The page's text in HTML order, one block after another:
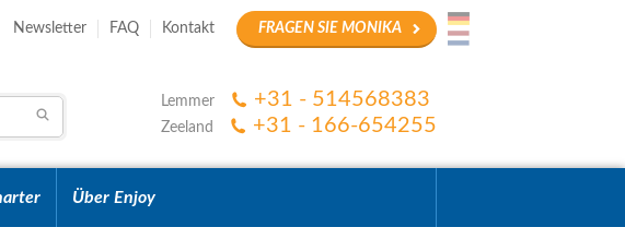
FRAGEN SIE MONIKA
Newsletter FAQ Kontakt
Lemmer +31 - 514568383
Zeeland +31 - 166-654255
Über Enjoy